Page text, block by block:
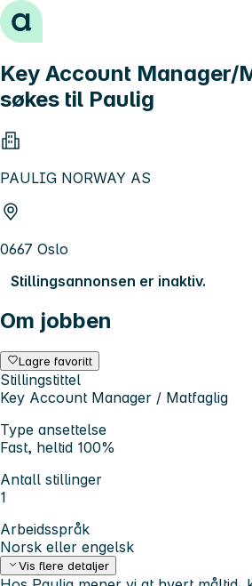
Hopp til innhold
Key Account Manager/
søkes til Paulig
PAULIG NORWAY AS
0667 Oslo
Stillingsannonsen er inaktiv.
Om jobben
Lagre favoritt
Stillingstittel
Key Account Manager / Matfaglig
Type ansettelse
Fast, heltid 100%
Antall stillinger
1
Arbeidsspråk
Norsk eller engelsk
Vis flere detaljer